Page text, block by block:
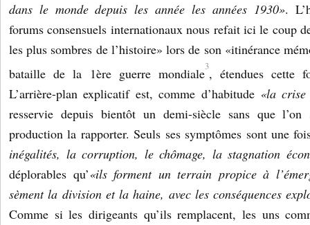
dans le monde depuis les année les années 1930».
forums consensuels internationaux nous refait ici le coup
les plus sombres de l’histoire» lors de son «itinérance
bataille de la 1ère guerre mondiale3, étendues cette
L’arrière-plan explicatif est, comme d’habitude «la crise
resservie depuis bientôt un demi-siècle sans que
production la rapporter. Seuls ses symptômes sont une
inégalités, la corruption, le chômage, la stagnation
déplorables qu’«ils forment un terrain propice à
sèment la division et la haine, avec les conséquences
Comme si les dirigeants qu’ils remplacent, les uns